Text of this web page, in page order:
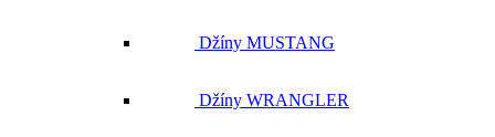
Džíny MUSTANG
Džíny WRANGLER